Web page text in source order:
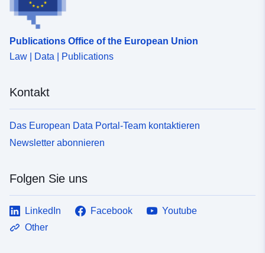
Publications Office of the European Union
Law | Data | Publications
Kontakt
Das European Data Portal-Team kontaktieren
Newsletter abonnieren
Folgen Sie uns
LinkedIn Facebook
Youtube
Other